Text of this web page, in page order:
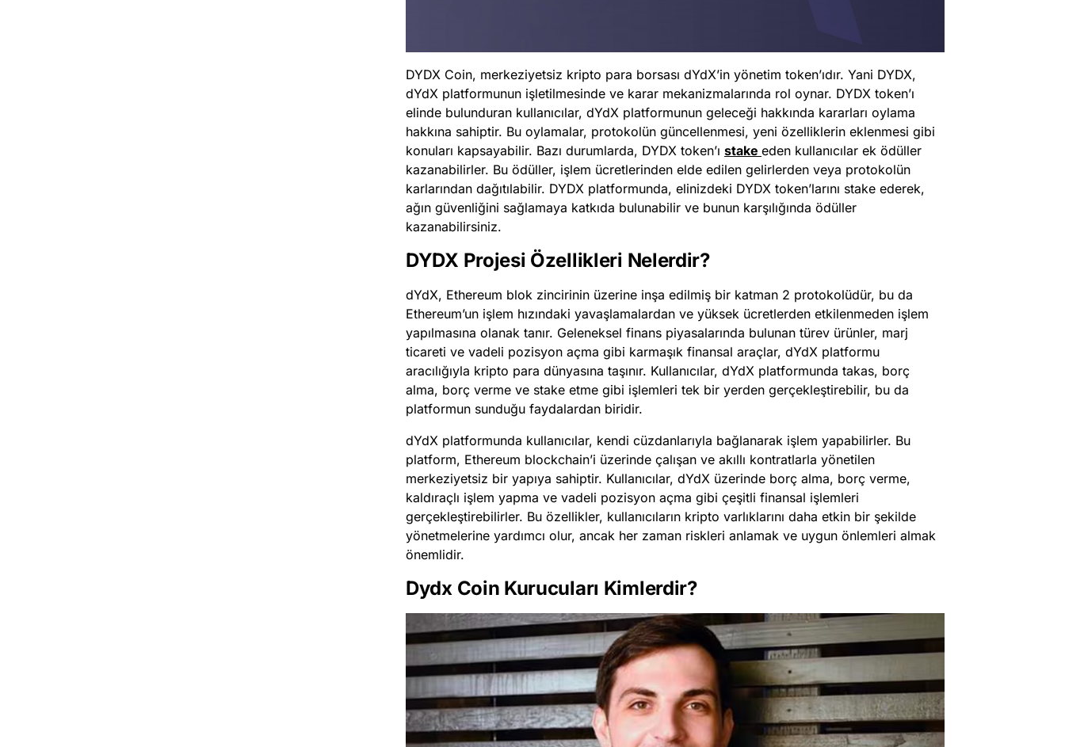
DYDX Coin, merkeziyetsiz kripto para borsası dYdX’in yönetim token’ıdır. Yani DYDX,
dYdX platformunun işletilmesinde ve karar mekanizmalarında rol oynar. DYDX token’ı
elinde bulunduran kullanıcılar, dYdX platformunun geleceği hakkında kararları oylama
hakkına sahiptir. Bu oylamalar, protokolün güncellenmesi, yeni özelliklerin eklenmesi gibi
konuları kapsayabilir. Bazı durumlarda, DYDX token’ı stake eden kullanıcılar ek ödüller
kazanabilirler. Bu ödüller, işlem ücretlerinden elde edilen gelirlerden veya protokolün
karlarından dağıtılabilir. DYDX platformunda, elinizdeki DYDX token’larını stake ederek,
ağın güvenliğini sağlamaya katkıda bulunabilir ve bunun karşılığında ödüller
kazanabilirsiniz.
DYDX Projesi Özellikleri Nelerdir?
dYdX, Ethereum blok zincirinin üzerine inşa edilmiş bir katman 2 protokolüdür, bu da
Ethereum’un işlem hızındaki yavaşlamalardan ve yüksek ücretlerden etkilenmeden işlem
yapılmasına olanak tanır. Geleneksel finans piyasalarında bulunan türev ürünler, marj
ticareti ve vadeli pozisyon açma gibi karmaşık finansal araçlar, dYdX platformu
aracılığıyla kripto para dünyasına taşınır. Kullanıcılar, dYdX platformunda takas, borç
alma, borç verme ve stake etme gibi işlemleri tek bir yerden gerçekleştirebilir, bu da
platformun sunduğu faydalardan biridir.
dYdX platformunda kullanıcılar, kendi cüzdanlarıyla bağlanarak işlem yapabilirler. Bu
platform, Ethereum blockchain’i üzerinde çalışan ve akıllı kontratlarla yönetilen
merkeziyetsiz bir yapıya sahiptir. Kullanıcılar, dYdX üzerinde borç alma, borç verme,
kaldıraçlı işlem yapma ve vadeli pozisyon açma gibi çeşitli finansal işlemleri
gerçekleştirebilirler. Bu özellikler, kullanıcıların kripto varlıklarını daha etkin bir şekilde
yönetmelerine yardımcı olur, ancak her zaman riskleri anlamak ve uygun önlemleri almak
önemlidir.
Dydx Coin Kurucuları Kimlerdir?